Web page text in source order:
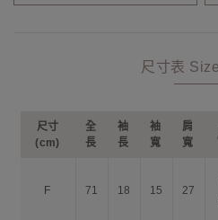
尺寸表
尺寸
(cm)
全
長
袖
長
袖
寬
肩
寬
F 71 18 15 27